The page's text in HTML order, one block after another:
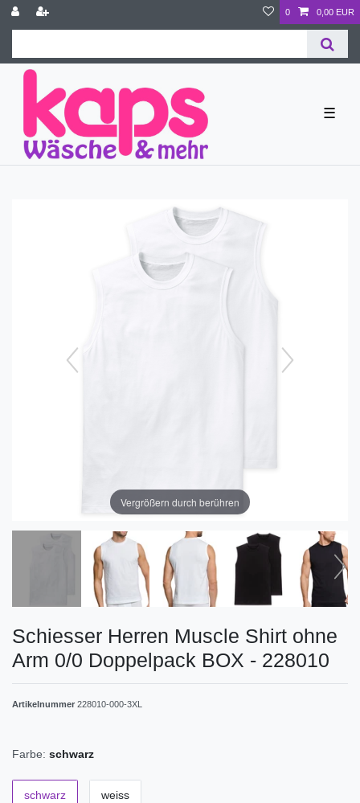
0 0,00 EUR
☰
Vergrößern durch berühren
Schiesser Herren Muscle Shirt ohne
Arm 0/0 Doppelpack BOX - 228010
Artikelnummer 228010-000-3XL
Farbe: schwarz
schwarz weiss